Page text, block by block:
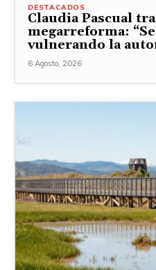
DESTACADOS
Claudia Pascual
megarreforma:
vulnerando la
6 Agosto, 2026